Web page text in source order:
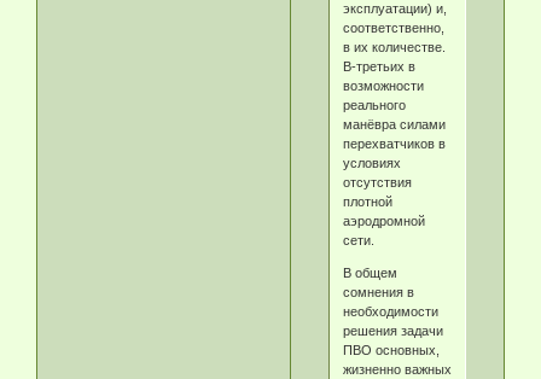
эксплуатации) и,
соответственно,
в их количестве.
В-третьих в
возможности
реального
манёвра силами
перехватчиков в
условиях
отсутствия
плотной
аэродромной
сети.
В общем
сомнения в
необходимости
решения задачи
ПВО основных,
жизненно важных